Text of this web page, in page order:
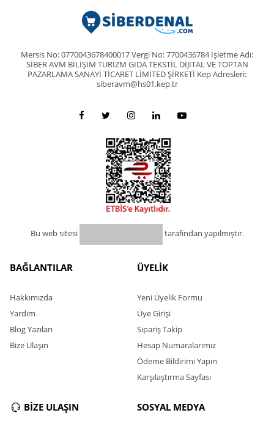
Mersis No: 0770043678400017 Vergi No: 7700436784 İşletme Adı:
SİBER AVM BİLİŞİM TURİZM GIDA TEKSTİL DİJİTAL VE TOPTAN
PAZARLAMA SANAYİ TİCARET LİMİTED ŞİRKETİ Kep Adresleri:
siberavm@hs01.kep.tr
Bu web sitesi tarafından yapılmıştır.
BAĞLANTILAR
Hakkımızda
Yardım
Blog Yazıları
Bize Ulaşın
ÜYELİK
Yeni Üyelik Formu
Üye Girişi
Sipariş Takip
Hesap Numaralarımız
Ödeme Bildirimi Yapın
Karşılaştırma Sayfası
BİZE ULAŞIN SOSYAL MEDYA